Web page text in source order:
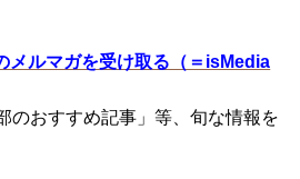
メルマガを受け取る（＝isMedia
のおすすめ記事」等、旬な情報を